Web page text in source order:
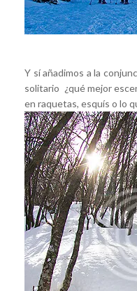
Y sí añadimos a la
solitario ¿qué mejor
en raquetas, esquís o lo